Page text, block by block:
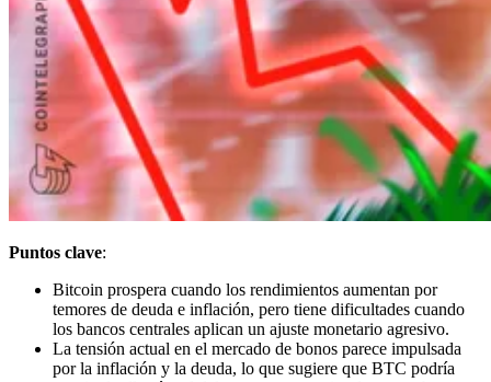
Puntos clave:
Bitcoin prospera cuando los rendimientos aumentan por
temores de deuda e inflación, pero tiene dificultades cuando
los bancos centrales aplican un ajuste monetario agresivo.
La tensión actual en el mercado de bonos parece impulsada
por la inflación y la deuda, lo que sugiere que BTC podría